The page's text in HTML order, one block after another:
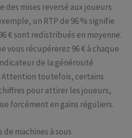
mises reversé aux joueurs
un RTP de 96 % signifie
€ sont redistribués en moyenne.
vous récupérerez 96 € à chaque
de la générosité
Attention toutefois, certains
pour attirer les joueurs,
forcément en gains réguliers.
machines à sous